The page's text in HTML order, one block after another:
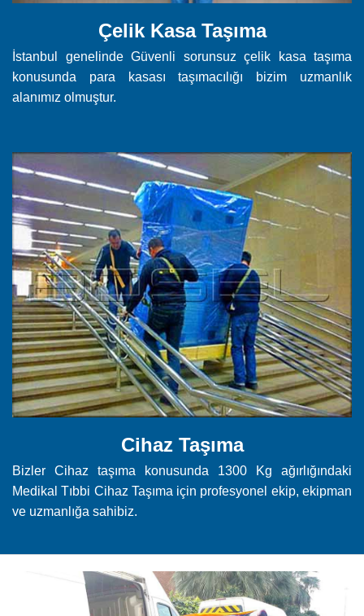
Çelik Kasa Taşıma
İstanbul genelinde Güvenli sorunsuz çelik kasa taşıma
konusunda para kasası taşımacılığı bizim uzmanlık
alanımız olmuştur.
Cihaz Taşıma
Bizler Cihaz taşıma konusunda 1300 Kg ağırlığındaki
Medikal Tıbbi Cihaz Taşıma için profesyonel ekip, ekipman
ve uzmanlığa sahibiz.